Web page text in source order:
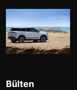
Bülten